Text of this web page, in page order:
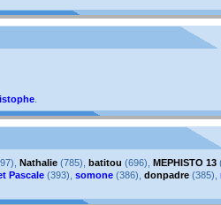
Nathalie (785), batitou (696), MEPHISTO 13
Pascale (393), somone (386), donpadre (385),